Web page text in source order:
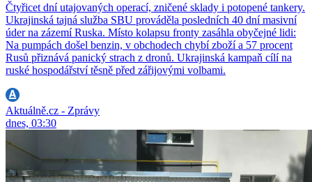
Čtyřicet dní utajovaných operací, zničené sklady i potopené tankery.
Ukrajinská tajná služba SBU prováděla posledních 40 dní masivní
úder na zázemí Ruska. Místo kolapsu fronty zasáhla obyčejné lidi:
Na pumpách došel benzin, v obchodech chybí zboží a 57 procent
Rusů přiznává panický strach z dronů. Ukrajinská kampaň cílí na
ruské hospodářství těsně před zářijovými volbami.
Aktuálně.cz - Zprávy
dnes, 03:30